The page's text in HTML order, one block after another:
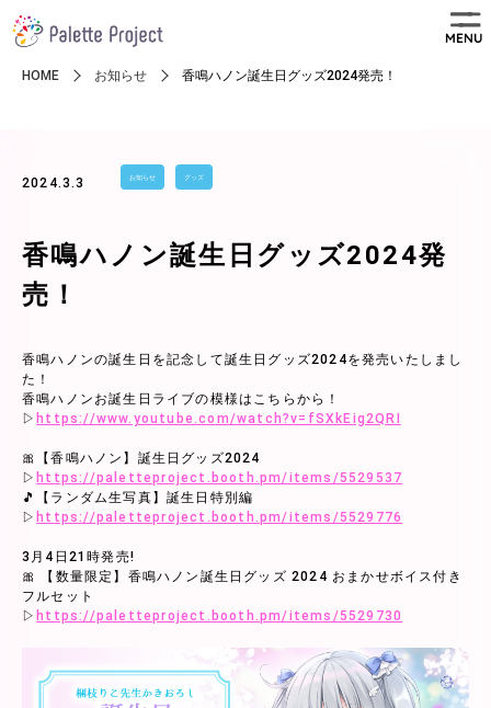
MENU
HOME お知らせ 香鳴ハノン誕生日グッズ2024発売！
2024.3.3 お知らせ グッズ
香鳴ハノン誕生日グッズ2024発
売！
香鳴ハノンの誕生日を記念して誕生日グッズ2024を発売いたしまし
た！
香鳴ハノンお誕生日ライブの模様はこちらから！
▷ https://www.youtube.com/watch?v=fSXkEig2QRI
🎀【香鳴ハノン】誕生日グッズ2024
▷ https://paletteproject.booth.pm/items/5529537
🎵【ランダム生写真】誕生日特別編
▷ https://paletteproject.booth.pm/items/5529776
3月4日21時発売!
🎀 【数量限定】香鳴ハノン誕生日グッズ 2024 おまかせボイス付き
フルセット
▷ https://paletteproject.booth.pm/items/5529730